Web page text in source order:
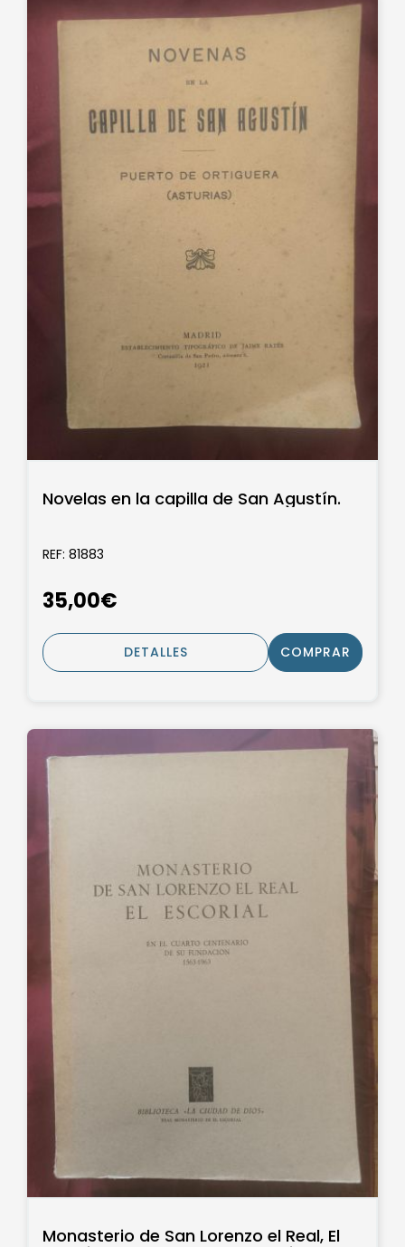
Novelas en la capilla de San Agustín.
REF: 81883
35,00€
DETALLES COMPRAR
Monasterio de San Lorenzo el Real, El